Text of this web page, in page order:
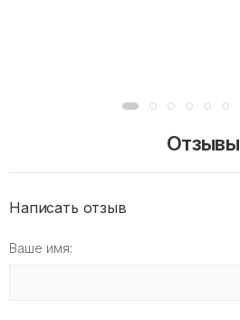
Отзывы
Написать отзыв
Ваше имя: